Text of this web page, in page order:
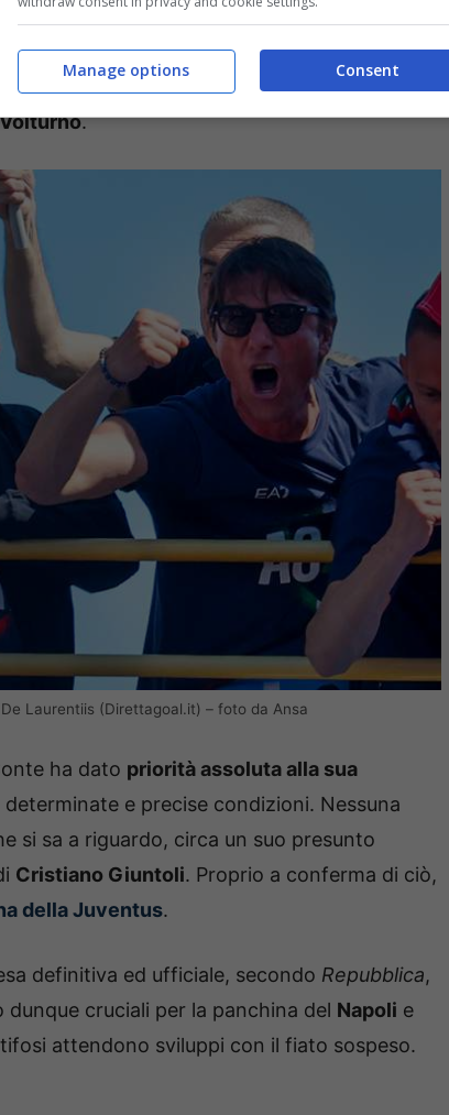
la
Juventus
. Dal canto suo, invece,
circa il progetto del Napoli, a partire dalle
Con delle rassicurazioni anche a
.
Laurentiis (Direttagoal.it) – foto da Ansa
ha dato priorità assoluta alla sua
e precise condizioni. Nessuna
si sa a riguardo, circa un suo presunto
Cristiano Giuntoli. Proprio a conferma di ciò,
della Juventus.
definitiva ed ufficiale, secondo Repubblica,
dunque cruciali per la panchina del Napoli e
attendono sviluppi con il fiato sospeso.
Consent
Manage options